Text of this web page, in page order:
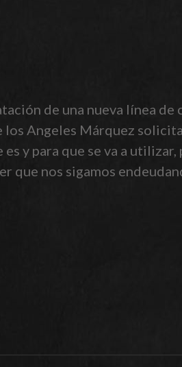
de una nueva línea
Angeles Márquez
y para que se va a utilizar,
que nos sigamos